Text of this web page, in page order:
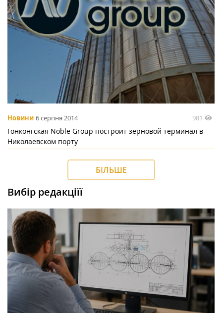
Новини 6 серпня 2014 981
Гонконгская Noble Group построит зерновой терминал в
Николаевском порту
БІЛЬШЕ
Вибір редакціїї